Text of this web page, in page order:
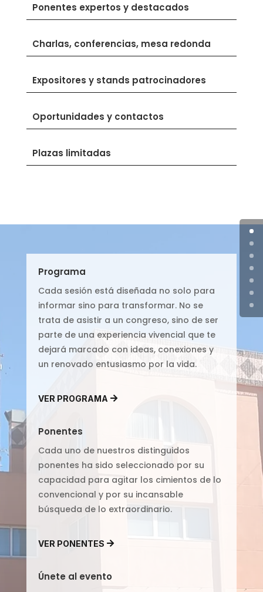
Ponentes expertos y destacados
Charlas, conferencias, mesa redonda
Expositores y stands patrocinadores
Oportunidades y contactos
Plazas limitadas
Programa
Cada sesión está diseñada no solo para
informar sino para transformar. No se
trata de asistir a un congreso, sino de ser
parte de una experiencia vivencial que te
dejará marcado con ideas, conexiones y
un renovado entusiasmo por la vida.
VER PROGRAMA
Ponentes
Cada uno de nuestros distinguidos
ponentes ha sido seleccionado por su
capacidad para agitar los cimientos de lo
convencional y por su incansable
búsqueda de lo extraordinario.
VER PONENTES
Únete al evento